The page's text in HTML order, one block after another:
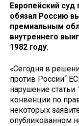
Европейский суд
обязал Россию
премиальным
внутреннего
1982 году.
«Сегодня в
против России“
нарушение
конвенции по
некоторых
опубликованном